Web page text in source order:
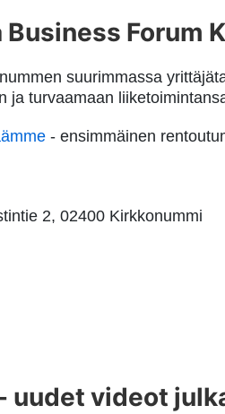
Business
suurimmassa
ja turvaamaan
- ensimmäinen
2, 02400 Kirkkonummi
uudet videot